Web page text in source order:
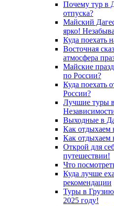
Почему тур в
отпуска?
Майский
ярко!
Куда поехать
Восточная
атмосфера
Майские
по России?
Куда поехать
России?
Лучшие туры
Выходные в
Как отдыхаем
Как отдыхаем
Открой для
путешествии!
Что
Куда лучше
рекомендации
Туры в
2025 году!